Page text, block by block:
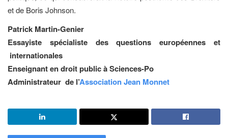
et de Boris Johnson.
Patrick Martin-Genier
Essayiste spécialiste des questions européennes et
internationales
Enseignant en droit public à Sciences-Po
Administrateur de l’Association Jean Monnet